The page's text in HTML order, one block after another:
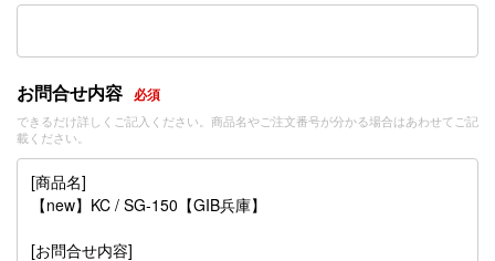
お問合せ内容 必須
できるだけ詳しくご記入ください。商品名やご注文番号が分かる場合はあわせてご記
載ください。